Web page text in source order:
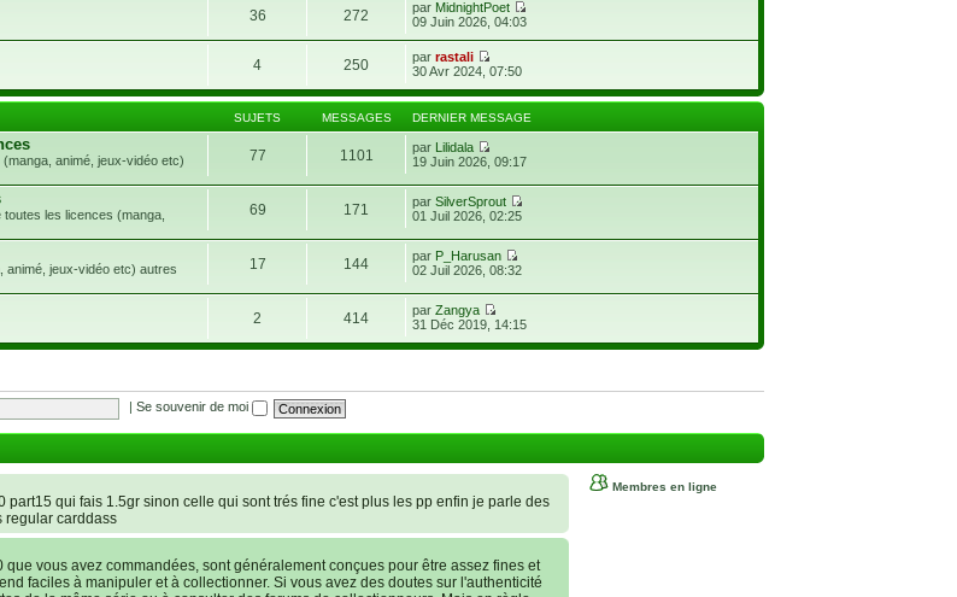
36 272 par MidnightPoet
09 Juin 2026, 04:03
4 250 parrastali
30 Avr 2024, 07:50
SUJETS MESSAGES DERNIER MESSAGE
animé, jeux-vidéo etc)
77 1101 par Lilidala
19 Juin 2026, 09:17
les licences (manga,
69 171 parSilverSprout
01 Juil 2026, 02:25
jeux-vidéo etc) autres
17 144 par P_Harusan
02 Juil 2026, 08:32
2 414 parZangya
31 Déc 2019, 14:15
|Se souvenir de moi
qui fais 1.5gr sinon celle qui sont trés fine c'est plus les pp enfin je parle des
regular carddass
vous avez commandées, sont généralement conçues pour être assez fines et
faciles à manipuler et à collectionner. Si vous avez des doutes sur l'authenticité
Membres en ligne